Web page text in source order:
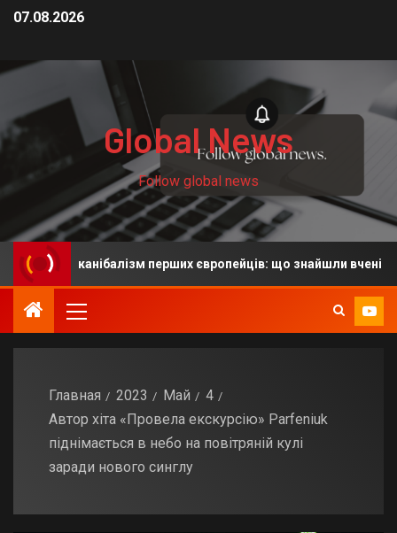
07.08.2026
Global News
Follow global news
на канібалізм перших європейців: що знайшли вчені
Главная 2023 Май
4
Автор хіта «Провела екскурсію» Parfeniuk
піднімається в небо на повітряній кулі
заради нового синглу